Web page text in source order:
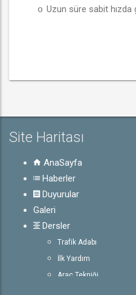
o Uzun süre sabit hızda
Site Haritası
AnaSayfa
Haberler
Duyurular
Galeri
Dersler
Trafik Adabı
İlk Yardım
Araç Tekniği